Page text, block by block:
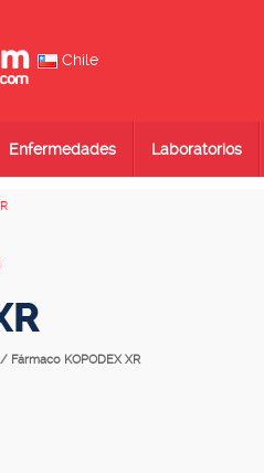
Chile
Enfermedades Laboratorios
Fármaco KOPODEX XR